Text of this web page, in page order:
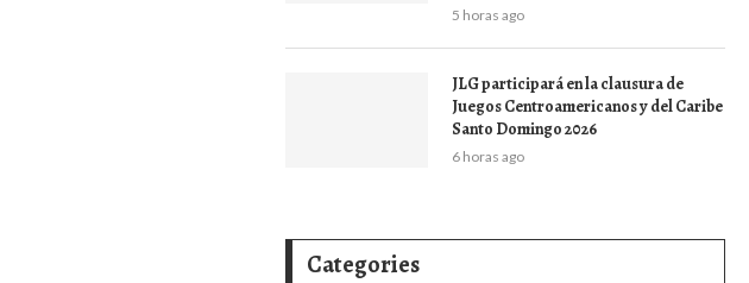
5 horas ago
JLG participará en la clausura de
Juegos Centroamericanos y del Caribe
Santo Domingo 2026
6 horas ago
Categories